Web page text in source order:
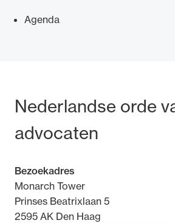
Agenda
Bezoek- en
Nederlandse orde
advocaten
Bezoekadres
Monarch Tower
Prinses Beatrixlaan 5
2595 AK Den Haag